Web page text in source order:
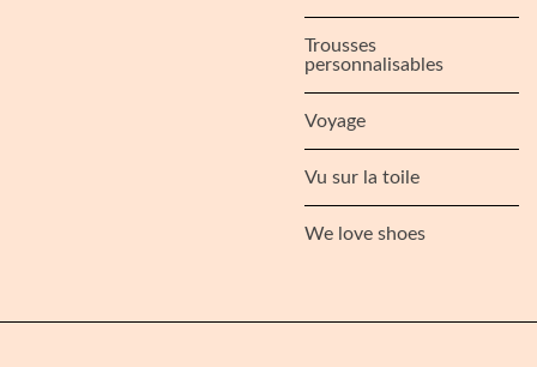
Trousses
personnalisables
Voyage
Vu sur la toile
We love shoes